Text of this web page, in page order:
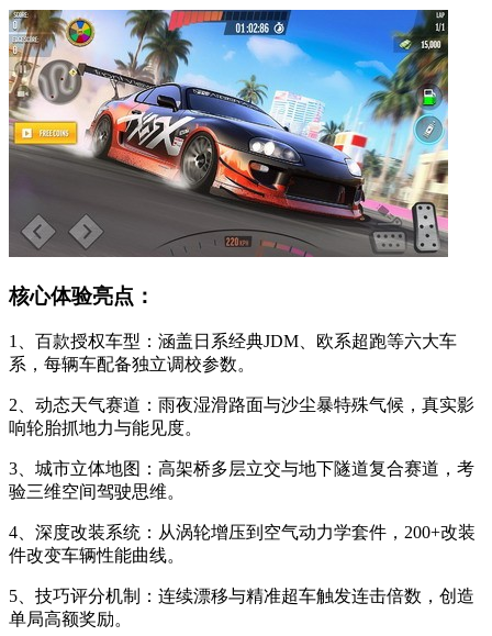
核心体验亮点：
1、百款授权车型：涵盖日系经典JDM、欧系超跑等六大车
系，每辆车配备独立调校参数。
2、动态天气赛道：雨夜湿滑路面与沙尘暴特殊气候，真实影
响轮胎抓地力与能见度。
3、城市立体地图：高架桥多层立交与地下隧道复合赛道，考
验三维空间驾驶思维。
4、深度改装系统：从涡轮增压到空气动力学套件，200+改装
件改变车辆性能曲线。
5、技巧评分机制：连续漂移与精准超车触发连击倍数，创造
单局高额奖励。